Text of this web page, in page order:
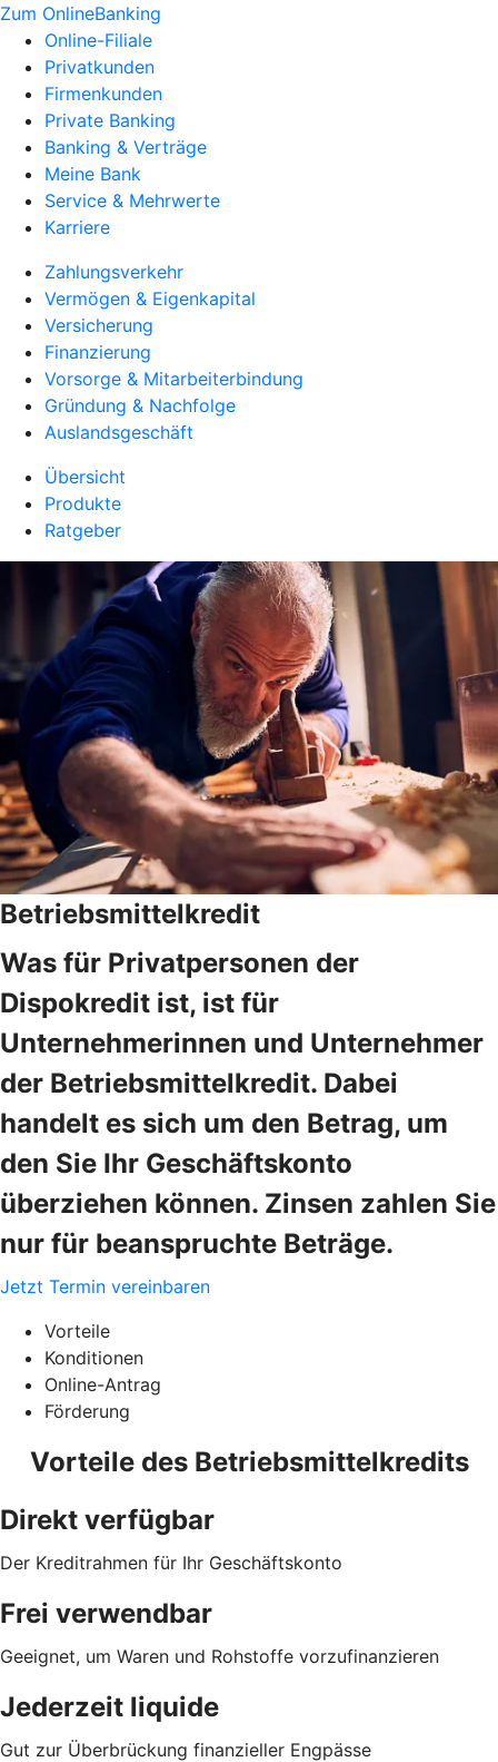
Zum OnlineBanking
Online-Filiale
Privatkunden
Firmenkunden
Private Banking
Banking & Verträge
Meine Bank
Service & Mehrwerte
Karriere
Zahlungsverkehr
Vermögen & Eigenkapital
Versicherung
Finanzierung
Vorsorge & Mitarbeiterbindung
Gründung & Nachfolge
Auslandsgeschäft
Übersicht
Produkte
Ratgeber
Betriebsmittelkredit
Was für Privatpersonen der
Dispokredit ist, ist für
Unternehmerinnen und Unternehmer
der Betriebsmittelkredit. Dabei
handelt es sich um den Betrag, um
den Sie Ihr Geschäftskonto
überziehen können. Zinsen zahlen Sie
nur für beanspruchte Beträge.
Jetzt Termin vereinbaren
Vorteile
Konditionen
Online-Antrag
Förderung
Vorteile des Betriebsmittelkredits
Direkt verfügbar
Der Kreditrahmen für Ihr Geschäftskonto
Frei verwendbar
Geeignet, um Waren und Rohstoffe vorzufinanzieren
Jederzeit liquide
Gut zur Überbrückung finanzieller Engpässe